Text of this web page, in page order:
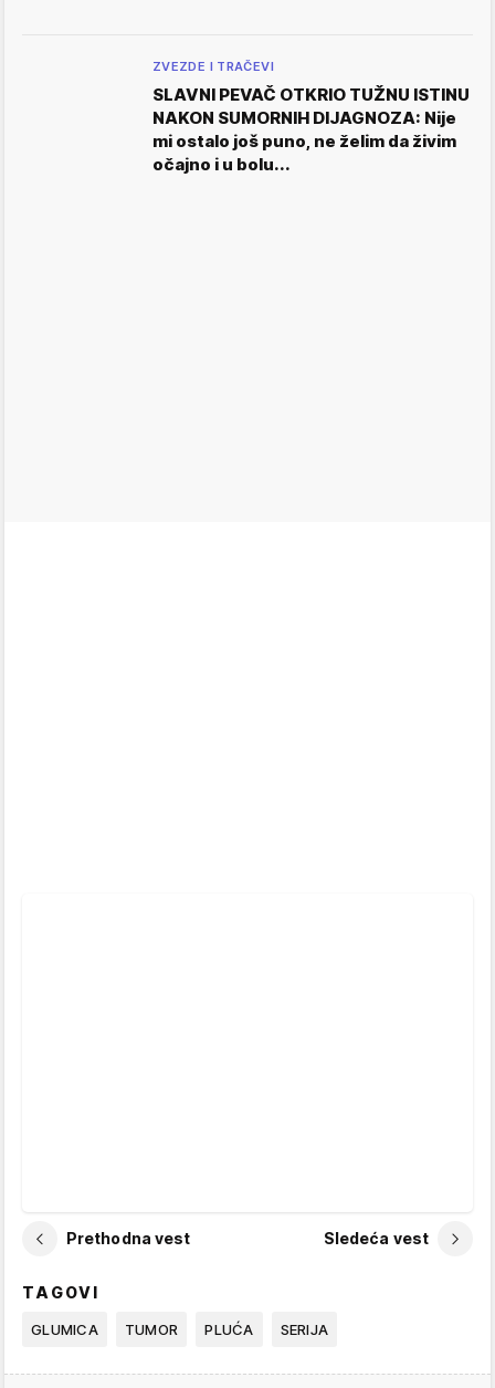
ZVEZDE I TRAČEVI
SLAVNI PEVAČ OTKRIO TUŽNU ISTINU
NAKON SUMORNIH DIJAGNOZA: Nije
mi ostalo još puno, ne želim da živim
očajno i u bolu...
Prethodna vest Sledeća vest
TAGOVI
GLUMICA TUMOR PLUĆA SERIJA